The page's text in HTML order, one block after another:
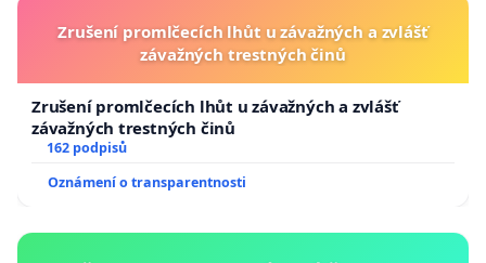
Zrušení promlčecích lhůt u závažných a zvlášť
závažných trestných činů
Zrušení promlčecích lhůt u závažných a zvlášť
závažných trestných činů
162 podpisů
Oznámení o transparentnosti